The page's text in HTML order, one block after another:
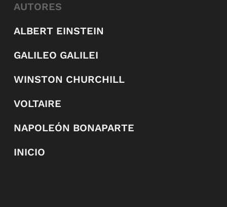
AUTORES
ALBERT EINSTEIN
GALILEO GALILEI
WINSTON CHURCHILL
VOLTAIRE
NAPOLEÓN BONAPARTE
INICIO